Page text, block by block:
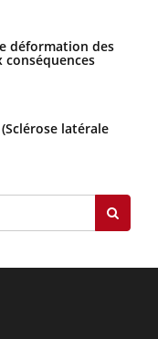
déformation des
conséquences
latérale